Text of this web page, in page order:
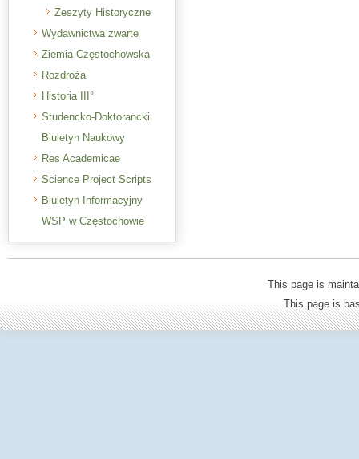
Zeszyty Historyczne
Wydawnictwa zwarte
Ziemia Częstochowska
Rozdroża
Historia III°
Studencko-Doktorancki
Biuletyn Naukowy
Res Academicae
Science Project Scripts
Biuletyn Informacyjny
WSP w Częstochowie
This page is
This page is